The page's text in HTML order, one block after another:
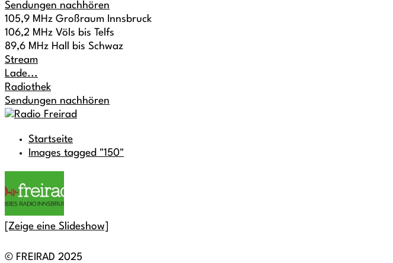
Sendungen nachhören
105,9 MHz Großraum Innsbruck
106,2 MHz Völs bis Telfs
89,6 MHz Hall bis Schwaz
Stream
Lade...
Radiothek
Sendungen nachhören
Startseite
Images tagged "150"
[Zeige eine Slideshow]
© FREIRAD 2025